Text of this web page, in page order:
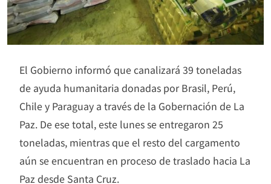
El Gobierno informó que canalizará 39 toneladas
de ayuda humanitaria donadas por Brasil, Perú,
Chile y Paraguay a través de la Gobernación de La
Paz. De ese total, este lunes se entregaron 25
toneladas, mientras que el resto del cargamento
aún se encuentran en proceso de traslado hacia La
Paz desde Santa Cruz.